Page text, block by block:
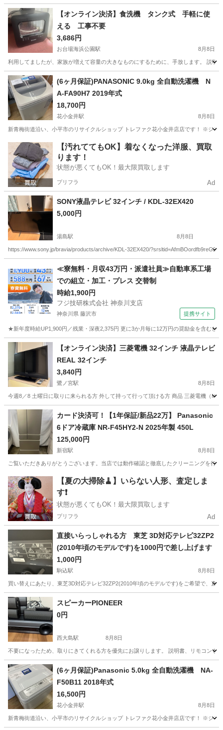
東京 中央区 馬喰町駅 キッチン家電
【オンライン決済】食洗機 タンク式 手軽に使
える 工事不要
3,686円
お台場海浜公園駅 8月8日
利用してましたが、家族が増えて容量の大きなものにするために、手放します。 説
東京 港区 お台場海浜公園駅 タンク
(6ヶ月保証)PANASONIC 9.0kg 全自動洗濯機 N
A-FA90H7 2019年式
18,700円
花小金井駅 8月8日
新青梅街道沿い、小平市のリサイクルショップ トレファク花小金井店店です！ ※ジ
東京 小平市 花小金井駅 生活家電 貸し出し
【汚れててもOK】着なくなった洋服、買取
ります！
状態が悪くてもOK！最大限買取します
プリフラ Ad
SONY液晶テレビ 32インチ / KDL-32EX420
5,000円
湯島駅 8月8日
https://www.sony.jp/bravia/products/archive/KDL-32EX420/
湯島駅 テレビ KDL
≪寮無料・月収43万円・派遣社員≫自動車系工場
での組立・加工・プレス 交替制
時給1,900円
フジ技研株式会社 神奈川支店
神奈川県 藤沢市 提携サイト
★新年度時給UP1,900円／残業・深夜2,375円 更に3か月毎に12万円の奨励金を含む
神奈川 藤沢市 その他
【オンライン決済】三菱電機 32インチ 液晶テレビ
REAL 32インチ
3,840円
鷺ノ宮駅 8月8日
今週8／8 土曜日に取りに来られる方 外して持って行って頂ける方 商品 三菱電機（
東京 中野区 鷺ノ宮駅 テレビ
カード決済可！【1年保証/新品22万】 Panasonic
6ドア冷蔵庫 NR-F45HY2-N 2025年製 450L
125,000円
新宿駅 8月8日
ご覧いただきありがとうございます。当店では動作確認と徹底したクリーニングを
東京 新宿区 新宿駅 キッチン家電 ドア
【夏の大掃除🧹】いらない人形、査定しま
す❗️
状態が悪くてもOK！最大限買取します
プリフラ Ad
直接いらっしゃれる方 東芝 3D対応テレビ32ZP2
(2010年頃のモデルです)を1000円で差し上げます
1,000円
駒込駅 8月8日
買い替えにあたり、東芝3D対応テレビ32ZP2(2010年頃のモデルです)をご希望で、直
東京 豊島区 駒込駅
スピーカーPIONEER
0円
西大島駅 8月8日
不要になったため、取りにきてくれる方を優先にお譲りします。 説明書、リモコンも
東京 江東区 西大島駅
(6ヶ月保証)Panasonic 5.0kg 全自動洗濯機 NA-
F50B11 2018年式
16,500円
花小金井駅 8月8日
新青梅街道沿い、小平市のリサイクルショップ トレファク花小金井店店です！ ※ジ